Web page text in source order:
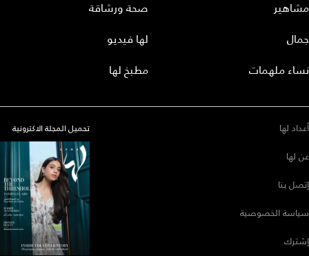
مشاهير
جمال
نساء ملهمات
صحة ورشاقة
لها فيديو
مطبخ لها
أعداد لها
عن لها
إتصل بنا
سياسة الخصوصية
إشترك
تحميل المجلة الاكترونية